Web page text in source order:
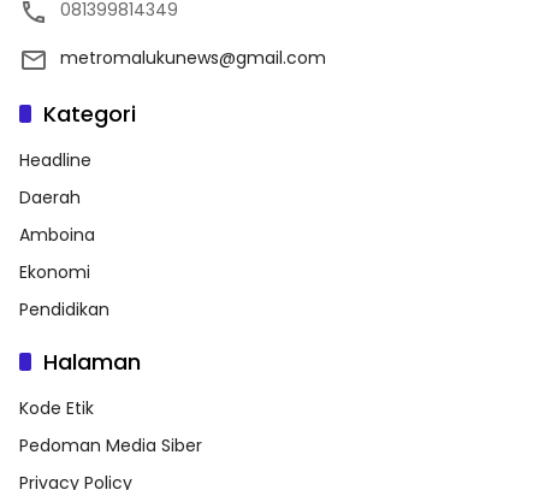
081399814349
metromalukunews@gmail.com
Kategori
Headline
Daerah
Amboina
Ekonomi
Pendidikan
Halaman
Kode Etik
Pedoman Media Siber
Privacy Policy